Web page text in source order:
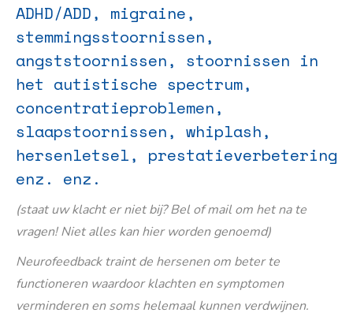
ADHD/ADD, migraine,
stemmingsstoornissen,
angststoornissen, stoornissen in
het autistische spectrum,
concentratieproblemen,
slaapstoornissen, whiplash,
hersenletsel, prestatieverbetering
enz. enz.
(staat uw klacht er niet bij? Bel of mail om het na te
vragen! Niet alles kan hier worden genoemd)
Neurofeedback traint de hersenen om beter te
functioneren waardoor klachten en symptomen
verminderen en soms helemaal kunnen verdwijnen.